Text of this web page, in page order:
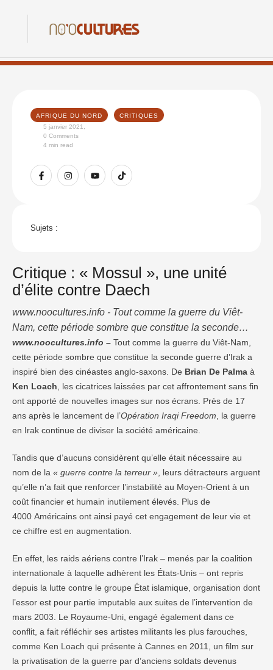
AFRIQUE DU NORD
CRITIQUES
5 janvier 2021
0 Comments
4 min read
Sujets :
Critique : « Mossul », une unité
d’élite contre Daech
www.noocultures.info - Tout comme la guerre du Viêt-
Nam, cette période sombre que constitue la seconde
guerre d’Irak a inspiré bien des cinéastes anglo-saxons.
De Brian De Palma à Ken Loach, les cicatrices laissées
par cet affrontement sans fin ont apporté de nouvelles
images sur nos écrans. Près de 17 ans après le
lancement de l’Opération Iraqi …
www.noocultures.info – Tout comme la guerre du Viêt-Nam,
cette période sombre que constitue la seconde guerre d’Irak a
inspiré bien des cinéastes anglo-saxons. De Brian De Palma à
Ken Loach , les cicatrices laissées par cet affrontement sans fin
ont apporté de nouvelles images sur nos écrans. Près de 17
ans après le lancement de l’Opération Iraqi Freedom , la guerre
en Irak continue de diviser la société américaine.
Tandis que d’aucuns considèrent qu’elle était nécessaire au
nom de la « guerre contre la terreur » , leurs détracteurs arguent
qu’elle n’a fait que renforcer l’instabilité au Moyen-Orient à un
coût financier et humain inutilement élevés. Plus de
4000 Américains ont ainsi payé cet engagement de leur vie et
ce chiffre est en augmentation.
En effet, les raids aériens contre l’Irak – menés par la coalition
internationale à laquelle adhèrent les États-Unis – ont repris
depuis la lutte contre le groupe État islamique, organisation dont
l’essor est pour partie imputable aux suites de l’inter­vention de
mars 2003. Le Royaume-Uni, engagé également dans ce
conflit, a fait réfléchir ses artistes militants les plus farouches,
comme Ken Loach qui présente à Cannes en 2011, un film sur
la privatisation de la guerre par d’anciens soldats devenus